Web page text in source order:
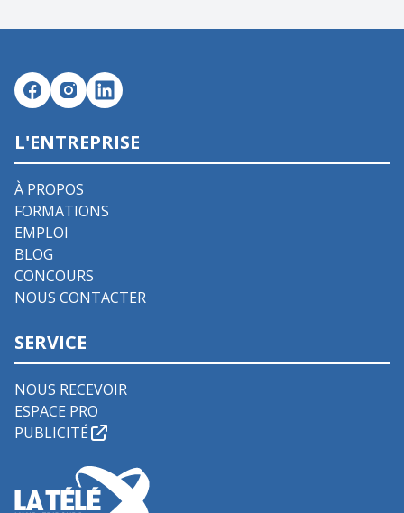
L'ENTREPRISE
À PROPOS
FORMATIONS
EMPLOI
BLOG
CONCOURS
NOUS CONTACTER
SERVICE
NOUS RECEVOIR
ESPACE PRO
PUBLICITÉ